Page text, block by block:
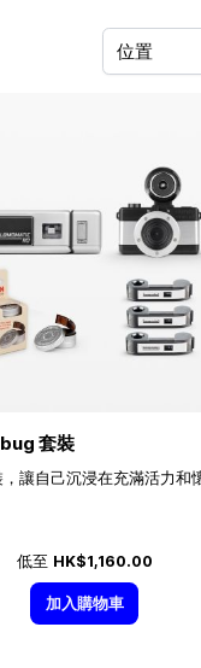
套裝
讓自己沉浸在充滿活力和
低至 HK$1,160.00
加入購物車